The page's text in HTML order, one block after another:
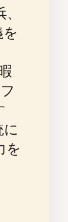
を